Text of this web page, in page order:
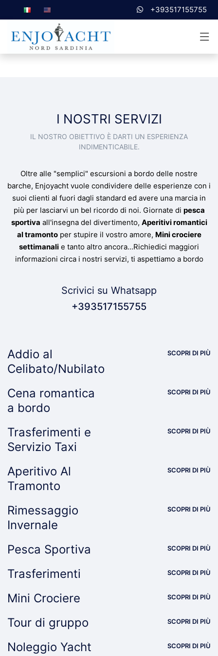
+393517155755
I NOSTRI SERVIZI
IL NOSTRO OBIETTIVO È DARTI UN ESPERIENZA
INDIMENTICABILE.
Oltre alle "semplici" escursioni a bordo delle nostre
barche, Enjoyacht vuole condividere delle esperienze con i
suoi clienti al fuori dagli standard ed avere una marcia in
più per lasciarvi un bel ricordo di noi. Giornate di pesca
sportiva all'insegna del divertimento, Aperitivi romantici
al tramontoper stupire il vostro amore, Mini crociere
settimanali e tanto altro ancora...Richiedici maggiori
informazioni circa i nostri servizi, ti aspettiamo a bordo
Scrivici su Whatsapp
+393517155755
Addio al
Celibato/Nubilato
SCOPRI DI PIÙ
Cena romantica
a bordo
SCOPRI DI PIÙ
Trasferimenti e
Servizio Taxi
SCOPRI DI PIÙ
Aperitivo Al
Tramonto
SCOPRI DI PIÙ
Rimessaggio
Invernale
SCOPRI DI PIÙ
Pesca Sportiva SCOPRI DI PIÙ
Trasferimenti SCOPRI DI PIÙ
Mini Crociere SCOPRI DI PIÙ
Tour di gruppo SCOPRI DI PIÙ
Noleggio Yacht SCOPRI DI PIÙ